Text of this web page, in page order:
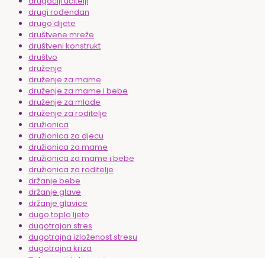
drugi rođendan
drugo dijete
društvene mreže
društveni konstrukt
društvo
druženje
druženje za mame
druženje za mame i bebe
druženje za mlade
druženje za roditelje
družionica
družionica za djecu
družionica za mame
družionica za mame i bebe
družionica za roditelje
držanje bebe
držanje glave
držanje glavice
dugo toplo ljeto
dugotrajan stres
dugotrajna izloženost stresu
dugotrajna kriza